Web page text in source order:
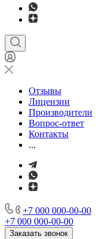
Отзывы
Лицензии
Производители
Вопрос-ответ
Контакты
...
+7 000 000-00-00
+7 000 000-00-00
Заказать звонок